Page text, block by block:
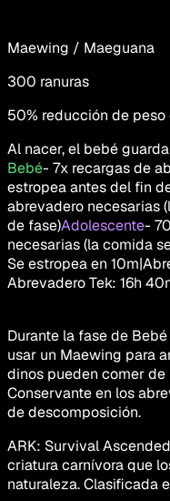
Maewing / Maeguana
300 ranuras
50% reducción de
Al nacer, el bebé
Bebé- 7x recargas de
estropea antes del fin
abrevadero necesarias
de fase)Adolescente-
necesarias (la comida
Se estropea en 10m|
Abrevadero Tek: 16h
Durante la fase de
usar un Maewing para
dinos pueden comer de
Conservante en los
de descomposición.
ARK: Survival
criatura carnívora que
naturaleza. Clasificada